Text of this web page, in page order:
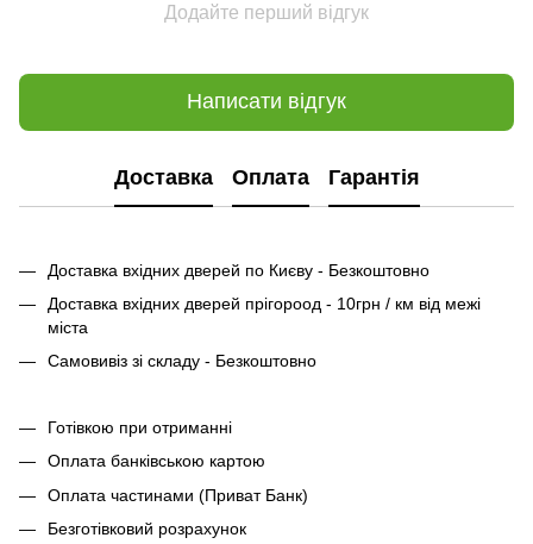
Додайте перший відгук
Написати відгук
Доставка Оплата Гарантія
Доставка вхідних дверей по Києву - Безкоштовно
Доставка вхідних дверей прігороод - 10грн / км від межі
міста
Самовивіз зі складу - Безкоштовно
Готівкою при отриманні
Оплата банківською картою
Оплата частинами (Приват Банк)
Безготівковий розрахунок